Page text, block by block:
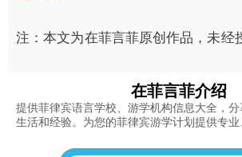
注：本文为在菲言菲原创作品，未经
在菲言菲介绍
提供菲律宾语言学校、游学机构信息大全，
生活和经验。为您的菲律宾游学计划提供专业